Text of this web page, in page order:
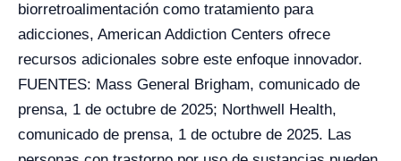
biorretroalimentación como tratamiento para
adicciones, American Addiction Centers ofrece
recursos adicionales sobre este enfoque innovador.
FUENTES: Mass General Brigham, comunicado de
prensa, 1 de octubre de 2025; Northwell Health,
comunicado de prensa, 1 de octubre de 2025. Las